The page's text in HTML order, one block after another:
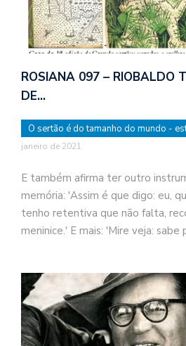
ROSIANA 097 – RIOBALDO
DE…
O sertão é do tamanho do mundo -
janeiro de 2021
E também afirma ter outro
memória: 'Assim é que digo: eu,
tenho retentiva que não falta,
meninice.' E mais: 'Mire veja: sabe